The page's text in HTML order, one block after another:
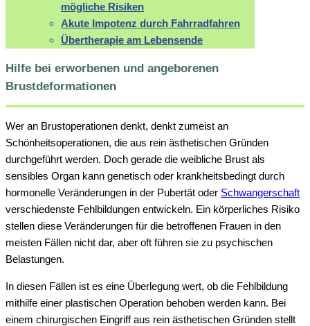
mögliche Risiken
Akute Impotenz durch Fahrradfahren
Übertherapie am Lebensende
Hilfe bei erworbenen und angeborenen
Brustdeformationen
Wer an Brustoperationen denkt, denkt zumeist an
Schönheitsoperationen, die aus rein ästhetischen Gründen
durchgeführt werden. Doch gerade die weibliche Brust als
sensibles Organ kann genetisch oder krankheitsbedingt durch
hormonelle Veränderungen in der Pubertät oder Schwangerschaft
verschiedenste Fehlbildungen entwickeln. Ein körperliches Risiko
stellen diese Veränderungen für die betroffenen Frauen in den
meisten Fällen nicht dar, aber oft führen sie zu psychischen
Belastungen.
In diesen Fällen ist es eine Überlegung wert, ob die Fehlbildung
mithilfe einer plastischen Operation behoben werden kann. Bei
einem chirurgischen Eingriff aus rein ästhetischen Gründen stellt